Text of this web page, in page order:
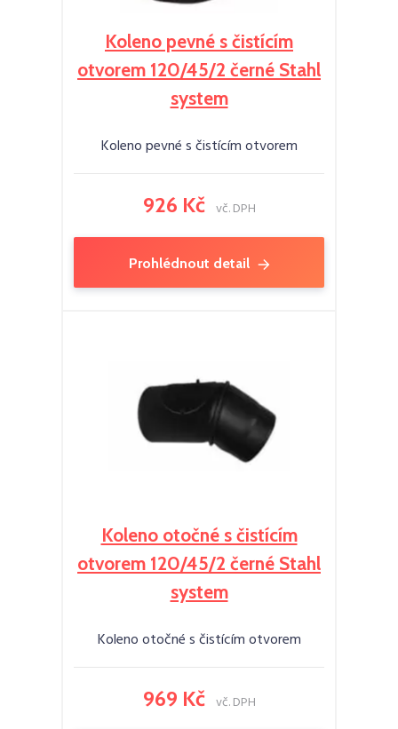
Koleno pevné s čistícím
otvorem 120/45/2 černé Stahl
system
Koleno pevné s čistícím otvorem
926 Kč vč. DPH
Prohlédnout detail
Koleno otočné s čistícím
otvorem 120/45/2 černé Stahl
system
Koleno otočné s čistícím otvorem
969 Kč vč. DPH